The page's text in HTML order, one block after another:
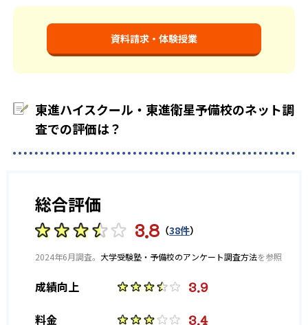
め、苦手教科の克服もスムーズだ。
とができる。高速暗記講座や高速トレーニング講座では、未修
得の問題を洗い出してリスト化してもらえるため、弱点強化に
東進ハイスクールでは映像授業が採用されているため、生徒に
よっては集中力が途切れてしまう可能性がある。また一人ひと
りが自分のレベルに合った講座を選択するため、成績に伸び悩
むと、他の生徒と比べて劣等感を味わいやすい可能性があるだろ
東京大学 845 京都大学 472
北海道大学 468 東北大学 417
436
慶應義塾大学
他、多数合格
資料請求・体験授業
東進ハイスクール・東進衛星予備校のネット調
査での評価は？
総合評価
3.8 （38件）
2024年6月調査。 大学受験塾・予備校のアンケート調査方法を参照
成績向上 3.9
料金 3.4